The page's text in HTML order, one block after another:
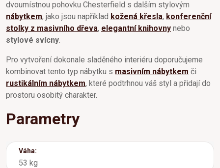
dvoumístnou pohovku Chesterfield s dalším stylovým
nábytkem, jako jsou například kožená křesla, konferenční
stolky z masivního dřeva, elegantní knihovny nebo
stylové svícny
Pro vytvoření dokonale sladěného interiéru doporučujeme
kombinovat tento typ nábytku s masivním nábytkem či
rustikálním nábytkem, které podtrhnou váš styl a přidají do
prostoru osobitý charakter.
Parametry
Váha:
53 kg